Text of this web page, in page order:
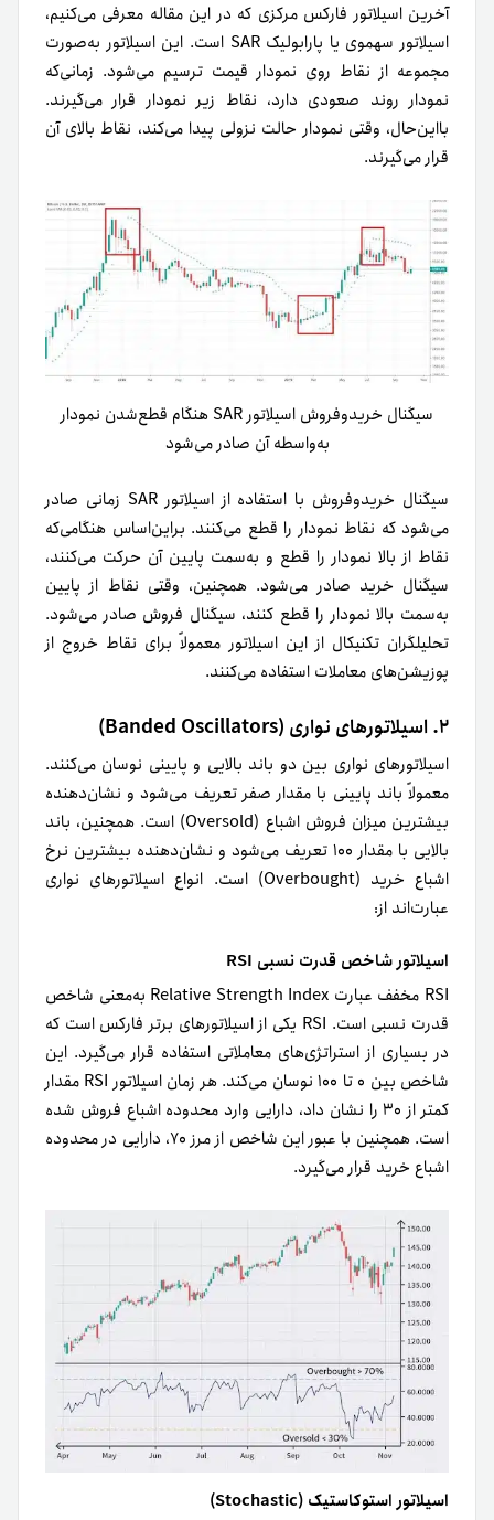
آخرین اسیلاتور فارکس مرکزی که در این مقاله معرفی می‌کنیم،
اسیلاتور سهموی یا پارابولیک SAR است. این اسیلاتور به‌صورت
مجموعه از نقاط روی نمودار قیمت ترسیم می‌شود. زمانی‌که
نمودار روند صعودی دارد، نقاط زیر نمودار قرار می‌گیرند.
بااین‌حال، وقتی نمودار حالت نزولی پیدا می‌کند، نقاط بالای آن
قرار می‌گیرند.
سیگنال خریدوفروش اسیلاتور SAR هنگام قطع‌شدن نمودار
به‌واسطه آن صادر می‌شود
سیگنال خریدوفروش با استفاده از اسیلاتور SAR زمانی صادر
می‌شود که نقاط نمودار را قطع می‌کنند. بر‌این‌اساس هنگامی‌که
نقاط از بالا نمودار را قطع و به‌سمت پایین آن حرکت می‌کنند،
سیگنال خرید صادر می‌شود. همچنین، وقتی نقاط از پایین
به‌سمت بالا نمودار را قطع کنند، سیگنال فروش صادر می‌شود.
تحلیلگران تکنیکال از این اسیلاتور معمولاً برای نقاط خروج از
پوزیشن‌های معاملات استفاده می‌کنند.
۲. اسیلاتورهای نواری (Banded Oscillators)
اسیلاتورهای نواری بین دو باند بالایی و پایینی نوسان می‌کنند.
معمولاً باند پایینی با مقدار صفر تعریف می‌شود و نشان‌دهنده
بیشترین میزان فروش اشباع (Oversold) است. همچنین، باند
بالایی با مقدار ۱۰۰ تعریف می‌شود و نشان‌دهنده بیشترین نرخ
اشباع خرید (Overbought) است. انواع اسیلاتورهای نواری
عبارت‌اند از:
اسیلاتور شاخص قدرت نسبی RSI
RSI مخفف عبارت Relative Strength Index به‌معنی شاخص
قدرت نسبی است. RSI یکی از اسیلاتورهای برتر فارکس است که
در بسیاری از استراتژی‌های معاملاتی استفاده قرار می‌گیرد. این
شاخص بین ۰ تا ۱۰۰ نوسان می‌کند. هر زمان اسیلاتور RSI مقدار
کمتر از ۳۰ را نشان داد، دارایی وارد محدوده اشباع فروش شده
است. همچنین با عبور این شاخص از مرز ۷۰، دارایی در محدوده
اشباع خرید قرار می‌گیرد.
اسیلاتور استوکاستیک (Stochastic)